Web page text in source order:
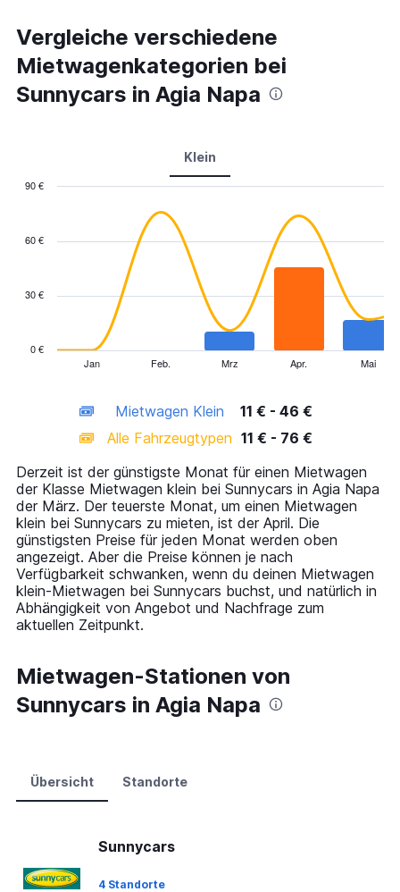
Vergleiche verschiedene
Mietwagenkategorien bei
Sunnycars in Agia Napa
Klein
has
displaying
categories.
14
categories.
The
chart
has
1
Y
axis
displaying
values.
Range:
to
90.
Jan Feb. Mrz Apr. Mai
0 €
30 €
60 €
90 €
Mietwagen Klein
11 € - 46 €
Alle Fahrzeugtypen 11 € - 76 €
Derzeit ist der günstigste Monat für einen Mietwagen
der Klasse Mietwagen klein bei Sunnycars in Agia Napa
der März. Der teuerste Monat, um einen Mietwagen
klein bei Sunnycars zu mieten, ist der April. Die
günstigsten Preise für jeden Monat werden oben
angezeigt. Aber die Preise können je nach
Verfügbarkeit schwanken, wenn du deinen Mietwagen
klein-Mietwagen bei Sunnycars buchst, und natürlich in
Abhängigkeit von Angebot und Nachfrage zum
aktuellen Zeitpunkt.
Mietwagen-Stationen von
Sunnycars in Agia Napa
Übersicht Standorte
Sunnycars
4 Standorte